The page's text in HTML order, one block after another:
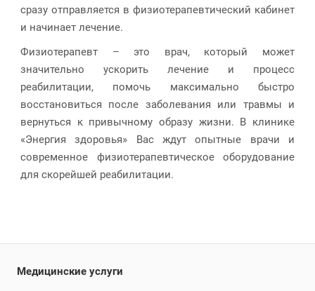
сразу отправляется в физиотерапевтический кабинет
и начинает лечение.
Физиотерапевт – это врач, который может
значительно ускорить лечение и процесс
реабилитации, помочь максимально быстро
восстановиться после заболевания или травмы и
вернуться к привычному образу жизни. В клинике
«Энергия здоровья» Вас ждут опытные врачи и
современное физиотерапевтическое оборудование
для скорейшей реабилитации.
Медицинские услуги